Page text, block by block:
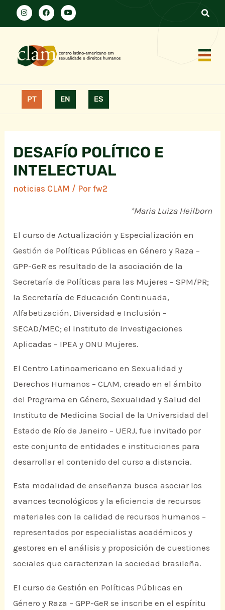
PT EN ES
DESAFÍO POLÍTICO E
INTELECTUAL
noticias CLAM / Porfw2
*Maria Luiza Heilborn
El curso de Actualización y Especialización en
Gestión de Políticas Públicas en Género y Raza –
GPP-GeR es resultado de la asociación de la
Secretaría de Políticas para las Mujeres – SPM/PR;
la Secretaría de Educación Continuada,
Alfabetización, Diversidad e Inclusión –
SECAD/MEC; el Instituto de Investigaciones
Aplicadas – IPEA y ONU Mujeres.
El Centro Latinoamericano en Sexualidad y
Derechos Humanos – CLAM, creado en el ámbito
del Programa en Género, Sexualidad y Salud del
Instituto de Medicina Social de la Universidad del
Estado de Río de Janeiro – UERJ, fue invitado por
este conjunto de entidades e instituciones para
desarrollar el contenido del curso a distancia.
Esta modalidad de enseñanza busca asociar los
avances tecnológicos y la eficiencia de recursos
materiales con la calidad de recursos humanos –
representados por especialistas académicos y
gestores en el análisis y proposición de cuestiones
sociales que caracterizan la sociedad brasileña.
El curso de Gestión en Políticas Públicas en
Género y Raza – GPP-GeR se inscribe en el espíritu